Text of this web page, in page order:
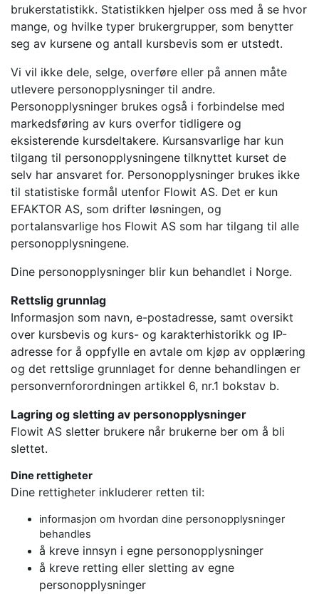
brukerstatistikk. Statistikken hjelper oss med å se hvor
mange, og hvilke typer brukergrupper, som benytter
seg av kursene og antall kursbevis som er utstedt.
Vi vil ikke dele, selge, overføre eller på annen måte
utlevere personopplysninger til andre.
Personopplysninger brukes også i forbindelse med
markedsføring av kurs overfor tidligere og
eksisterende kursdeltakere. Kursansvarlige har kun
tilgang til personopplysningene tilknyttet kurset de
selv har ansvaret for. Personopplysninger brukes ikke
til statistiske formål utenfor Flowit AS. Det er kun
EFAKTOR AS, som drifter løsningen, og
portalansvarlige hos Flowit AS som har tilgang til alle
personopplysningene.
Dine personopplysninger blir kun behandlet i Norge.
Rettslig grunnlag
Informasjon som navn, e-postadresse, samt oversikt
over kursbevis og kurs- og karakterhistorikk og IP-
adresse for å oppfylle en avtale om kjøp av opplæring
og det rettslige grunnlaget for denne behandlingen er
personvernforordningen artikkel 6, nr.1 bokstav b.
Lagring og sletting av personopplysninger
Flowit AS sletter brukere når brukerne ber om å bli
slettet.
Dine rettigheter
Dine rettigheter inkluderer retten til:
informasjon om hvordan dine personopplysninger
behandles
å kreve innsyn i egne personopplysninger
å kreve retting eller sletting av egne
personopplysninger